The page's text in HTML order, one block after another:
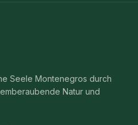
Seele Montenegros durch
Natur und